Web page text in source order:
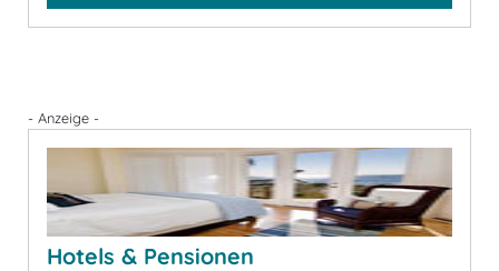
- Anzeige -
Hotels & Pensionen